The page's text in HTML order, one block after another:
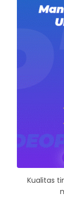
Kualitas